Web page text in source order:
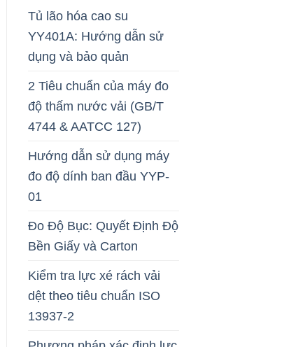
Tủ lão hóa cao su
YY401A: Hướng dẫn sử
dụng và bảo quản
2 Tiêu chuẩn của máy đo
độ thấm nước vải (GB/T
4744 & AATCC 127)
Hướng dẫn sử dụng máy
đo độ dính ban đầu YYP-
01
Đo Độ Bục: Quyết Định Độ
Bền Giấy và Carton
Kiểm tra lực xé rách vải
dệt theo tiêu chuẩn ISO
13937-2